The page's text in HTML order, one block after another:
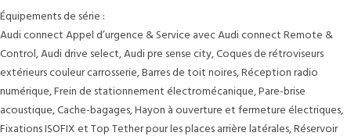
Équipements de série :
Audi connect Appel d’urgence & Service avec Audi connect Remote &
Control, Audi drive select, Audi pre sense city, Coques de rétroviseurs
extérieurs couleur carrosserie, Barres de toit noires, Réception radio
numérique, Frein de stationnement électromécanique, Pare-brise
acoustique, Cache-bagages, Hayon à ouverture et fermeture électriques,
Fixations ISOFIX et Top Tether pour les places arrière latérales, Réservoir